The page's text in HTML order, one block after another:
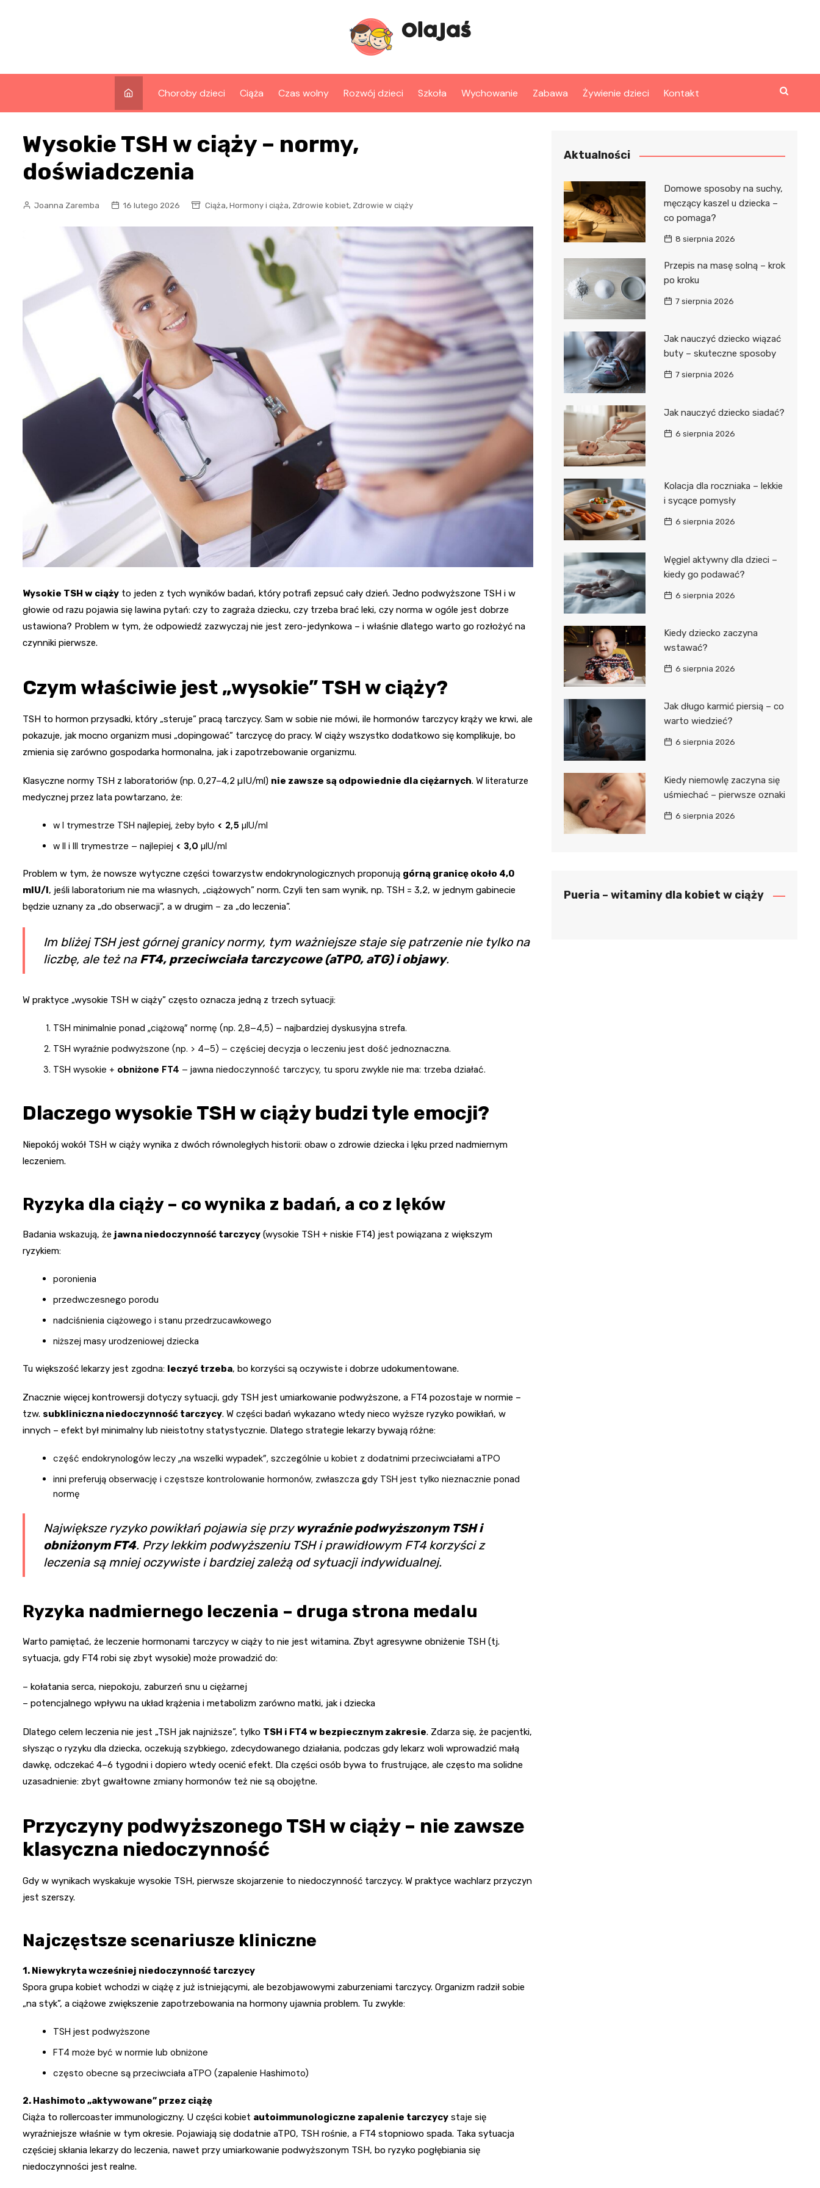
Choroby dzieci Ciąża Czas wolny Rozwój dzieci Szkoła Wychowanie Zabawa Żywienie dzieci Kontakt
Wysokie TSH w ciąży – normy,
doświadczenia
Joanna Zaremba 16 lutego 2026 Ciąża, Hormony i ciąża, Zdrowie kobiet, Zdrowie w ciąży
Wysokie TSH w ciąży to jeden z tych wyników badań, który potrafi zepsuć cały dzień. Jedno podwyższone TSH i w
głowie od razu pojawia się lawina pytań: czy to zagraża dziecku, czy trzeba brać leki, czy norma w ogóle jest dobrze
ustawiona? Problem w tym, że odpowiedź zazwyczaj nie jest zero-jedynkowa – i właśnie dlatego warto go rozłożyć na
czynniki pierwsze.
Czym właściwie jest „wysokie” TSH w ciąży?
TSH to hormon przysadki, który „steruje” pracą tarczycy. Sam w sobie nie mówi, ile hormonów tarczycy krąży we krwi, ale
pokazuje, jak mocno organizm musi „dopingować” tarczycę do pracy. W ciąży wszystko dodatkowo się komplikuje, bo
zmienia się zarówno gospodarka hormonalna, jak i zapotrzebowanie organizmu.
Klasyczne normy TSH z laboratoriów (np. 0,27–4,2 µIU/ml) nie zawsze są odpowiednie dla ciężarnych. W literaturze
medycznej przez lata powtarzano, że:
w I trymestrze TSH najlepiej, żeby było < 2,5 µIU/ml
w II i III trymestrze – najlepiej < 3,0 µIU/ml
Problem w tym, że nowsze wytyczne części towarzystw endokrynologicznych proponują górną granicę około 4,0
mIU/l, jeśli laboratorium nie ma własnych, „ciążowych” norm. Czyli ten sam wynik, np. TSH = 3,2, w jednym gabinecie
będzie uznany za „do obserwacji”, a w drugim – za „do leczenia”.
Im bliżej TSH jest górnej granicy normy, tym ważniejsze staje się patrzenie nie tylko na
liczbę, ale też na FT4, przeciwciała tarczycowe (aTPO, aTG) i objawy.
W praktyce „wysokie TSH w ciąży” często oznacza jedną z trzech sytuacji:
TSH minimalnie ponad „ciążową” normę (np. 2,8–4,5) – najbardziej dyskusyjna strefa.
TSH wyraźnie podwyższone (np. > 4–5) – częściej decyzja o leczeniu jest dość jednoznaczna.
TSH wysokie + obniżone FT4 – jawna niedoczynność tarczycy, tu sporu zwykle nie ma: trzeba działać.
Dlaczego wysokie TSH w ciąży budzi tyle emocji?
Niepokój wokół TSH w ciąży wynika z dwóch równoległych historii: obaw o zdrowie dziecka i lęku przed nadmiernym
leczeniem.
Ryzyka dla ciąży – co wynika z badań, a co z lęków
Badania wskazują, że jawna niedoczynność tarczycy (wysokie TSH + niskie FT4) jest powiązana z większym
ryzykiem:
poronienia
przedwczesnego porodu
nadciśnienia ciążowego i stanu przedrzucawkowego
niższej masy urodzeniowej dziecka
Tu większość lekarzy jest zgodna: leczyć trzeba, bo korzyści są oczywiste i dobrze udokumentowane.
Znacznie więcej kontrowersji dotyczy sytuacji, gdy TSH jest umiarkowanie podwyższone, a FT4 pozostaje w normie –
tzw. subkliniczna niedoczynność tarczycy. W części badań wykazano wtedy nieco wyższe ryzyko powikłań, w
innych – efekt był minimalny lub nieistotny statystycznie. Dlatego strategie lekarzy bywają różne:
część endokrynologów leczy „na wszelki wypadek”, szczególnie u kobiet z dodatnimi przeciwciałami aTPO
inni preferują obserwację i częstsze kontrolowanie hormonów, zwłaszcza gdy TSH jest tylko nieznacznie ponad
normę
Największe ryzyko powikłań pojawia się przy wyraźnie podwyższonym TSH i
obniżonym FT4. Przy lekkim podwyższeniu TSH i prawidłowym FT4 korzyści z
leczenia są mniej oczywiste i bardziej zależą od sytuacji indywidualnej.
Ryzyka nadmiernego leczenia – druga strona medalu
Warto pamiętać, że leczenie hormonami tarczycy w ciąży to nie jest witamina. Zbyt agresywne obniżenie TSH (tj.
sytuacja, gdy FT4 robi się zbyt wysokie) może prowadzić do:
– kołatania serca, niepokoju, zaburzeń snu u ciężarnej
– potencjalnego wpływu na układ krążenia i metabolizm zarówno matki, jak i dziecka
Dlatego celem leczenia nie jest „TSH jak najniższe”, tylko TSH i FT4 w bezpiecznym zakresie. Zdarza się, że pacjentki,
słysząc o ryzyku dla dziecka, oczekują szybkiego, zdecydowanego działania, podczas gdy lekarz woli wprowadzić małą
dawkę, odczekać 4–6 tygodni i dopiero wtedy ocenić efekt. Dla części osób bywa to frustrujące, ale często ma solidne
uzasadnienie: zbyt gwałtowne zmiany hormonów też nie są obojętne.
Przyczyny podwyższonego TSH w ciąży – nie zawsze
klasyczna niedoczynność
Gdy w wynikach wyskakuje wysokie TSH, pierwsze skojarzenie to niedoczynność tarczycy. W praktyce wachlarz przyczyn
jest szerszy.
Najczęstsze scenariusze kliniczne
1. Niewykryta wcześniej niedoczynność tarczycy
Spora grupa kobiet wchodzi w ciążę z już istniejącymi, ale bezobjawowymi zaburzeniami tarczycy. Organizm radził sobie
„na styk”, a ciążowe zwiększenie zapotrzebowania na hormony ujawnia problem. Tu zwykle:
TSH jest podwyższone
FT4 może być w normie lub obniżone
często obecne są przeciwciała aTPO (zapalenie Hashimoto)
2. Hashimoto „aktywowane” przez ciążę
Ciąża to rollercoaster immunologiczny. U części kobiet autoimmunologiczne zapalenie tarczycy staje się
wyraźniejsze właśnie w tym okresie. Pojawiają się dodatnie aTPO, TSH rośnie, a FT4 stopniowo spada. Taka sytuacja
częściej skłania lekarzy do leczenia, nawet przy umiarkowanie podwyższonym TSH, bo ryzyko pogłębiania się
niedoczynności jest realne.
Aktualności
Domowe sposoby na suchy,
męczący kaszel u dziecka –
co pomaga?
8 sierpnia 2026
Przepis na masę solną – krok
po kroku
7 sierpnia 2026
Jak nauczyć dziecko wiązać
buty – skuteczne sposoby
7 sierpnia 2026
Jak nauczyć dziecko siadać?
6 sierpnia 2026
Kolacja dla roczniaka – lekkie
i sycące pomysły
6 sierpnia 2026
Węgiel aktywny dla dzieci –
kiedy go podawać?
6 sierpnia 2026
Kiedy dziecko zaczyna
wstawać?
6 sierpnia 2026
Jak długo karmić piersią – co
warto wiedzieć?
6 sierpnia 2026
Kiedy niemowlę zaczyna się
uśmiechać – pierwsze oznaki
6 sierpnia 2026
Pueria – witaminy dla kobiet w ciąży